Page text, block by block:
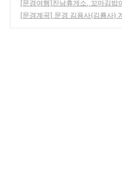
[문경여행]진남휴게소, 꼬마김밥
경대로 휴게소
(20)
[문경계곡] 문경 김용사(김룡사)